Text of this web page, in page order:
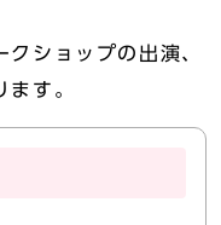
ショップの出演、
す。